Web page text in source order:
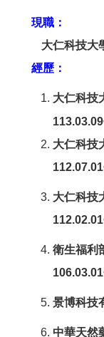
現職：
大仁科技大
經歷：
大仁科技
大仁科技
大仁科技
衛生福利
景博科技
中華天然